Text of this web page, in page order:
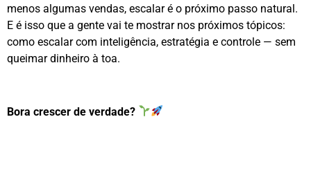
menos algumas vendas, escalar é o próximo passo natural.
E é isso que a gente vai te mostrar nos próximos tópicos:
como escalar com inteligência, estratégia e controle — sem
queimar dinheiro à toa.
Bora crescer de verdade?